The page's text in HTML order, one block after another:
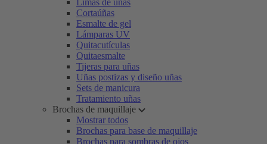
Limas de uñas
Cortaúñas
Esmalte de gel
Lámparas UV
Quitacutículas
Quitaesmalte
Tijeras para uñas
Uñas postizas y diseño uñas
Sets de manicura
Tratamiento uñas
Brochas de maquillaje
Mostrar todos
Brochas para base de maquillaje
Brochas para sombras de ojos